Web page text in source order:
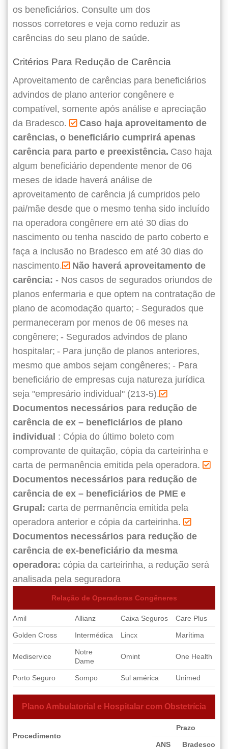
os beneficiários. Consulte um dos
nossos corretores e veja como reduzir as
carências do seu plano de saúde.
Critérios Para Redução de Carência
Aproveitamento de carências para beneficiários
advindos de plano anterior congênere e
compatível, somente após análise e apreciação
da Bradesco.
Caso haja aproveitamento de
carências, o beneficiário cumprirá apenas
carência para parto e preexistência. Caso haja
algum beneficiário dependente menor de 06
meses de idade haverá análise de
aproveitamento de carência já cumpridos pelo
pai/mãe desde que o mesmo tenha sido incluído
na operadora congênere em até 30 dias do
nascimento ou tenha nascido de parto coberto e
faça a inclusão no Bradesco em até 30 dias do
nascimento.
Não haverá aproveitamento de
carência: - Nos casos de segurados oriundos de
planos enfermaria e que optem na contratação de
plano de acomodação quarto; - Segurados que
permaneceram por menos de 06 meses na
congênere; - Segurados advindos de plano
hospitalar; - Para junção de planos anteriores,
mesmo que ambos sejam congêneres; - Para
beneficiário de empresas cuja natureza jurídica
seja "empresário individual" (213-5).
Documentos necessários para redução de
carência de ex – beneficiários de plano
individual : Cópia do último boleto com
comprovante de quitação, cópia da carteirinha e
carta de permanência emitida pela operadora.
Documentos necessários para redução de
carência de ex – beneficiários de PME e
Grupal: carta de permanência emitida pela
operadora anterior e cópia da carteirinha.
Documentos necessários para redução de
carência de ex-beneficiário da mesma
operadora: cópia da carteirinha, a redução será
analisada pela seguradora
Relação de Operadoras Congêneres
Amil Allianz Caixa Seguros Care Plus
Golden Cross Intermédica Lincx Marítima
Mediservice
Notre
Dame
Omint One Health
Porto Seguro Sompo Sul américa Unimed
Plano Ambulatorial e Hospitalar com Obstetrícia
Procedimento
Prazo
ANS Bradesco